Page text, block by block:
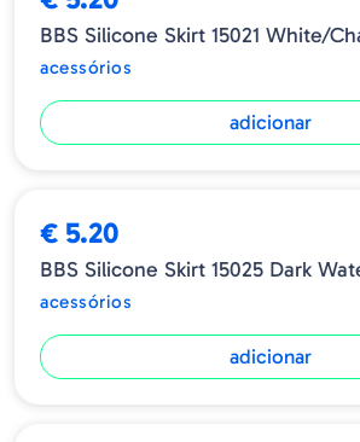
BBS Silicone Skirt 15021 White/
acessórios
adicionar
€ 5.20
BBS Silicone Skirt 15025 Dark
acessórios
adicionar